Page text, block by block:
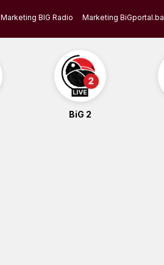
Marketing BIG Radio Marketing BiGportal.ba
BiG 2